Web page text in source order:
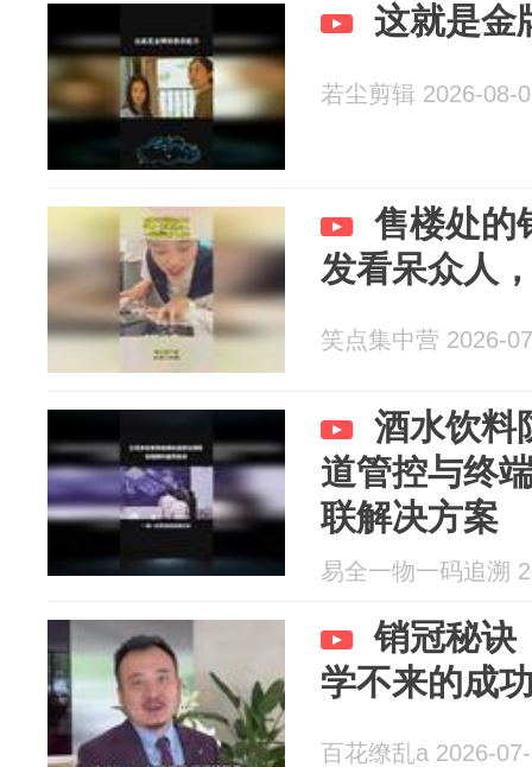
这就是金
若尘剪辑 2026-08-
售楼处的
发看呆众人
笑点集中营 2026-
酒水饮料
道管控与终
联解决方案
易全一物一码追溯
销冠秘诀
学不来的成
百花缭乱a 2026-